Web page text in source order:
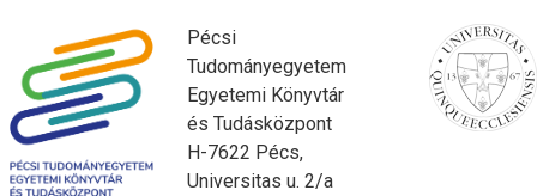
Pécsi
Tudományegyetem
Egyetemi Könyvtár
és Tudásközpont
H-7622 Pécs,
Universitas u. 2/a